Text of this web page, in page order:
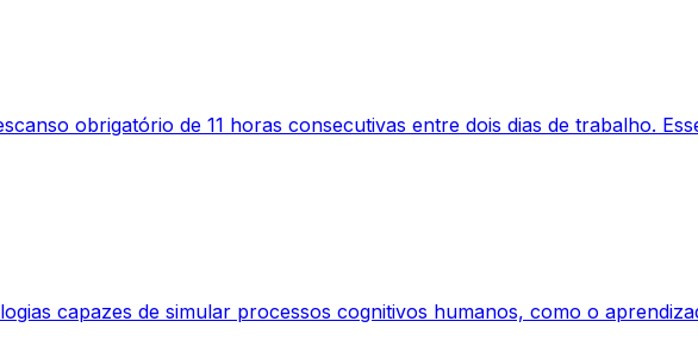
obrigatório de 11 horas consecutivas entre dois dias de trabalho.
capazes de simular processos cognitivos humanos, como o